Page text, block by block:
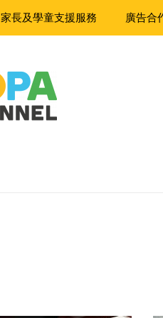
家長及學童支援服務 廣告合